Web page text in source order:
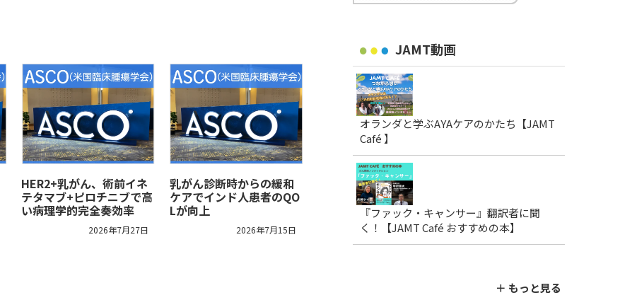
HER2+乳がん、術前イネ
テタマブ+ピロチニブで高
い病理学的完全奏効率
2026年7月27日
乳がん診断時からの緩和
ケアでインド人患者のQO
Lが向上
2026年7月15日
JAMT動画
オランダと学ぶAYAケアのかたち【JAMT
Café 】
『ファック・キャンサー』翻訳者に聞
く！【JAMT Café おすすめの本】
＋ もっと見る